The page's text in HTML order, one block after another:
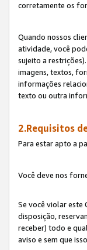
corretamente os
Quando nossos
atividade, você
sujeito a
imagens, textos,
informações
texto ou outra
2.Requisitos
Para estar apto a
Você deve nos
Se você violar este
disposição,
receber) todo e
aviso e sem que